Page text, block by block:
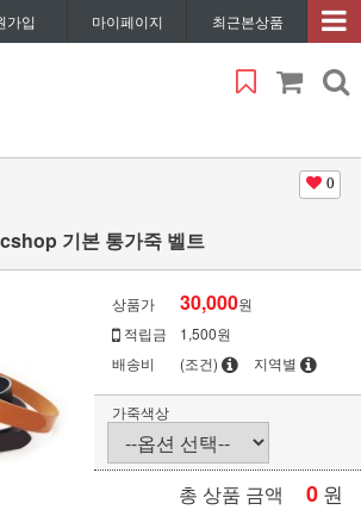
가입 마이페이지 최근본상품
0
기본 통가죽 벨트
상품가 30,000원
적립금
1,500원
배송비
(조건) 지역별
가죽색상
총 상품 금액 0 원